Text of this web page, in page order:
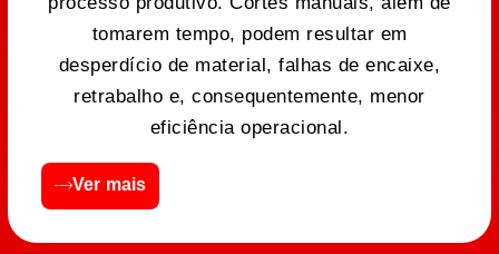
tomarem tempo, podem resultar em
desperdício de material, falhas de encaixe,
retrabalho e, consequentemente, menor
eficiência operacional.
Ver mais